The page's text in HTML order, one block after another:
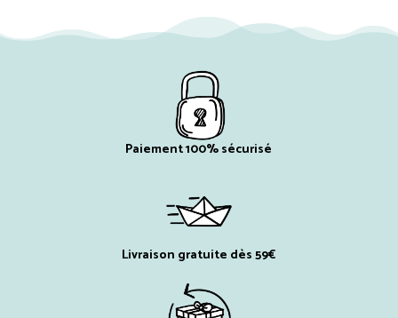
Paiement 100% sécurisé
Livraison gratuite dès 59€